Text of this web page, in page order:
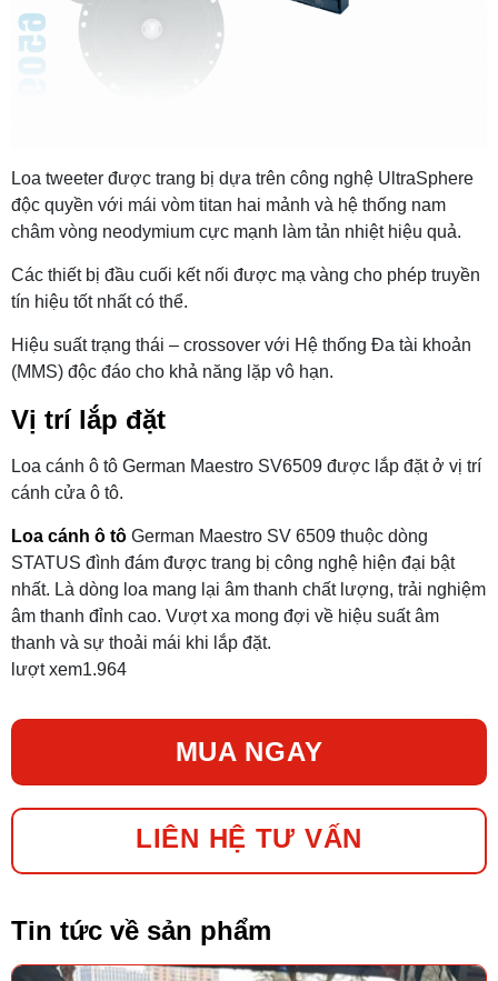
Loa tweeter được trang bị dựa trên công nghệ UltraSphere
độc quyền với mái vòm titan hai mảnh và hệ thống nam
châm vòng neodymium cực mạnh làm tản nhiệt hiệu quả.
Các thiết bị đầu cuối kết nối được mạ vàng cho phép truyền
tín hiệu tốt nhất có thể.
Hiệu suất trạng thái – crossover với Hệ thống Đa tài khoản
(MMS) độc đáo cho khả năng lặp vô hạn.
Vị trí lắp đặt
Loa cánh ô tô German Maestro SV6509 được lắp đặt ở vị trí
cánh cửa ô tô.
Loa cánh ô tô German Maestro SV 6509 thuộc dòng
STATUS đình đám được trang bị công nghệ hiện đại bật
nhất. Là dòng loa mang lại âm thanh chất lượng, trải nghiệm
âm thanh đỉnh cao. Vượt xa mong đợi về hiệu suất âm
thanh và sự thoải mái khi lắp đặt.
lượt xem1.964
MUA NGAY
LIÊN HỆ TƯ VẤN
Tin tức về sản phẩm